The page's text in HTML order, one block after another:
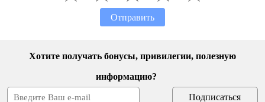
Отправить
Хотите получать бонусы, привилегии, полезную
информацию?